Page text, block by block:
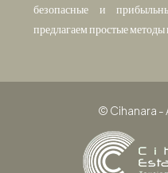
безопасные и
предлагаем простые
© Cihanara -